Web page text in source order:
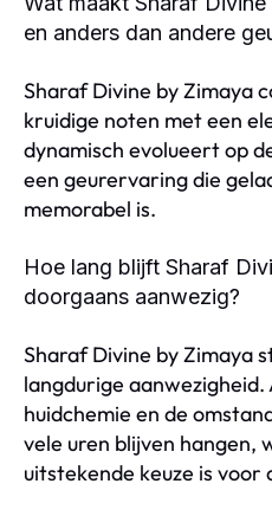
en anders dan andere
Sharaf Divine by Zimaya
kruidige noten met een
dynamisch evolueert op
een geurervaring die
memorabel is.
Hoe lang blijft Sharaf
doorgaans aanwezig?
Sharaf Divine by Zimaya
langdurige aanwezigheid.
huidchemie en de
vele uren blijven hangen,
uitstekende keuze is voor